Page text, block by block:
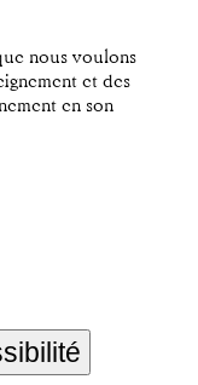
nous voulons
et des
en son